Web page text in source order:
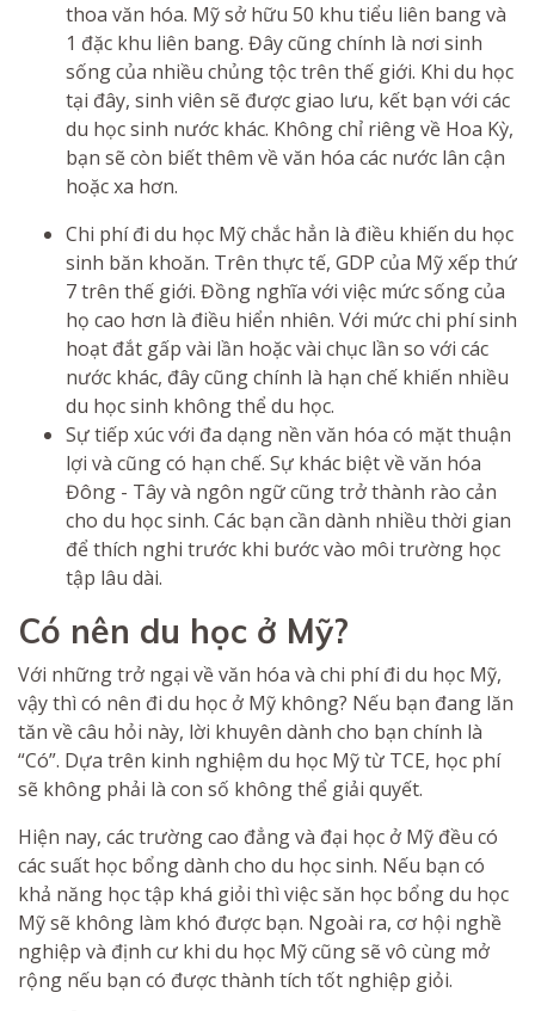
thoa văn hóa. Mỹ sở hữu 50 khu tiểu liên bang và
1 đặc khu liên bang. Đây cũng chính là nơi sinh
sống của nhiều chủng tộc trên thế giới. Khi du học
tại đây, sinh viên sẽ được giao lưu, kết bạn với các
du học sinh nước khác. Không chỉ riêng về Hoa Kỳ,
bạn sẽ còn biết thêm về văn hóa các nước lân cận
hoặc xa hơn.
Chi phí đi du học Mỹ chắc hẳn là điều khiến du học
sinh băn khoăn. Trên thực tế, GDP của Mỹ xếp thứ
7 trên thế giới. Đồng nghĩa với việc mức sống của
họ cao hơn là điều hiển nhiên. Với mức chi phí sinh
hoạt đắt gấp vài lần hoặc vài chục lần so với các
nước khác, đây cũng chính là hạn chế khiến nhiều
du học sinh không thể du học.
Sự tiếp xúc với đa dạng nền văn hóa có mặt thuận
lợi và cũng có hạn chế. Sự khác biệt về văn hóa
Đông - Tây và ngôn ngữ cũng trở thành rào cản
cho du học sinh. Các bạn cần dành nhiều thời gian
để thích nghi trước khi bước vào môi trường học
tập lâu dài.
Có nên du học ở Mỹ?
Với những trở ngại về văn hóa và chi phí đi du học Mỹ,
vậy thì có nên đi du học ở Mỹ không? Nếu bạn đang lăn
tăn về câu hỏi này, lời khuyên dành cho bạn chính là
“Có”. Dựa trên kinh nghiệm du học Mỹ từ TCE, học phí
sẽ không phải là con số không thể giải quyết.
Hiện nay, các trường cao đẳng và đại học ở Mỹ đều có
các suất học bổng dành cho du học sinh. Nếu bạn có
khả năng học tập khá giỏi thì việc săn học bổng du học
Mỹ sẽ không làm khó được bạn. Ngoài ra, cơ hội nghề
nghiệp và định cư khi du học Mỹ cũng sẽ vô cùng mở
rộng nếu bạn có được thành tích tốt nghiệp giỏi.